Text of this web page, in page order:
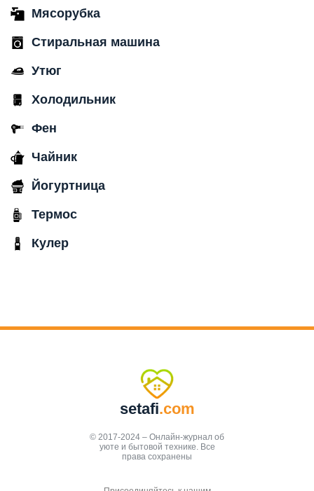
Мясорубка
Стиральная машина
Утюг
Холодильник
Фен
Чайник
Йогуртница
Термос
Кулер
setafi.com
© 2017-2024 – Онлайн-журнал об
уюте и бытовой технике. Все
права сохранены